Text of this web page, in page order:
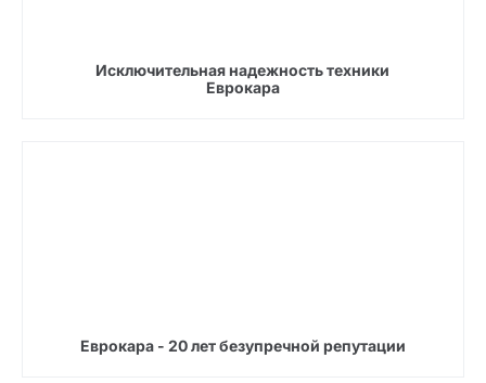
Исключительная надежность техники
Еврокара
Еврокара - 20 лет безупречной репутации